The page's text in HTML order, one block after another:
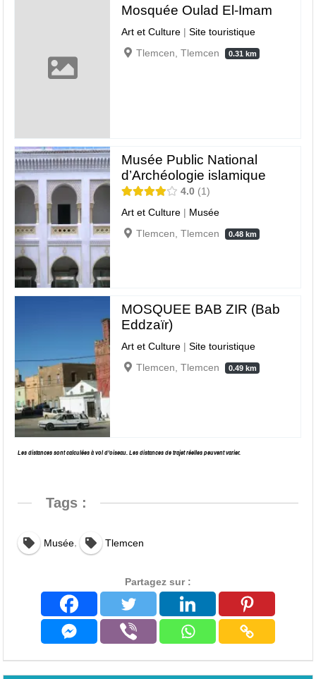
Mosquée Oulad El-Imam
Art et Culture |Site touristique
Tlemcen, Tlemcen
0.31 km
Musée Public National
d’Archéologie islamique
4.0
1
Art et Culture | Musée
Tlemcen, Tlemcen
0.48 km
MOSQUEE BAB ZIR (Bab
Eddzaïr)
Art et Culture |Site touristique
Tlemcen, Tlemcen
0.49 km
Les distances sont calculées à vol d’oiseau. Les distances de trajet réelles peuvent varier.
Tags :
Musée, Tlemcen
Partagez sur :